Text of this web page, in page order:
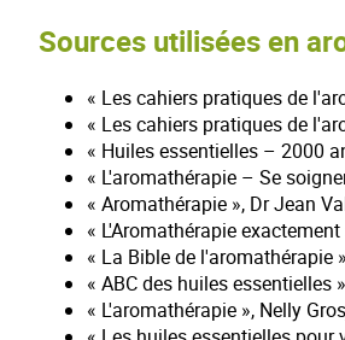
Sources utilisées en
« Les cahiers pratiques de
« Les cahiers pratiques de
« Huiles essentielles – 2000
« L'aromathérapie – Se
« Aromathérapie », Dr Jean
« L'Aromathérapie
« La Bible de l'aromathérapie
« ABC des huiles essentielles
« L'aromathérapie », Nelly